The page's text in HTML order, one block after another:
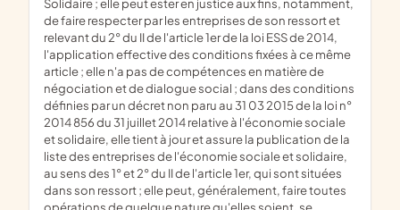
de faire respecter par les entreprises de son ressort et
relevant du 2° du II de l'article 1er de la loi ESS de 2014,
l'application effective des conditions fixées à ce même
article ; elle n'a pas de compétences en matière de
négociation et de dialogue social ; dans des conditions
définies par un décret non paru au 31 03 2015 de la loi n°
2014 856 du 31 juillet 2014 relative à l'économie sociale
et solidaire, elle tient à jour et assure la publication de la
liste des entreprises de l'économie sociale et solidaire,
au sens des 1° et 2° du II de l'article 1er, qui sont situées
dans son ressort ; elle peut, généralement, faire toutes
opérations de quelque nature qu'elles soient, se